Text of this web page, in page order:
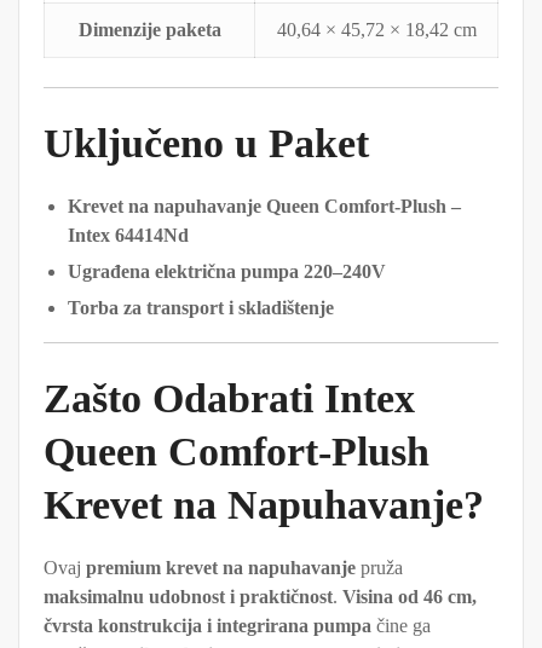
Dimenzije paketa 40,64 × 45,72 × 18,42 cm
Uključeno u Paket
Krevet na napuhavanje Queen Comfort-Plush –
Intex 64414Nd
Ugrađena električna pumpa 220–240V
Torba za transport i skladištenje
Zašto Odabrati Intex
Queen Comfort-Plush
Krevet na Napuhavanje?
Ovaj premium krevet na napuhavanje pruža
maksimalnu udobnost i praktičnost. Visina od 46 cm,
čvrsta konstrukcija i integrirana pumpa čine ga